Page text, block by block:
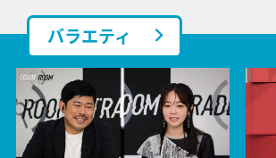
バラエティ